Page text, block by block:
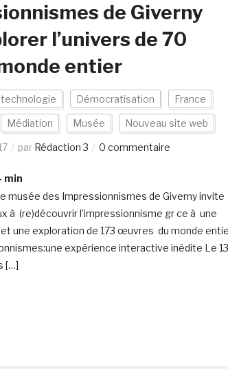
de Giverny
l’univers de 70
entier
Démocratisation France
Médiation Musée Nouveau site web
par Rédaction 3 0 commentaire
min
musée des Impressionnismes de Giverny invite
à (re)découvrir l’impressionnisme gr ce à une
une exploration de 173 œuvres du monde
expérience interactive inédite Le 13
[…]